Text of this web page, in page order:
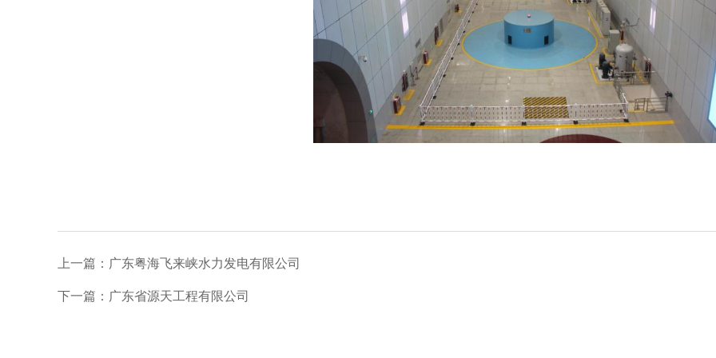
上一篇：广东粤海飞来峡水力发电有限公司
下一篇：广东省源天工程有限公司